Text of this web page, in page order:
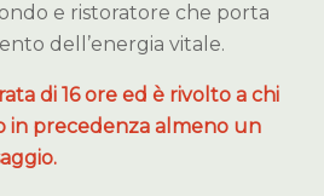
e ristoratore che porta
dell’energia vitale.
di 16 ore ed è rivolto a chi
in precedenza almeno un